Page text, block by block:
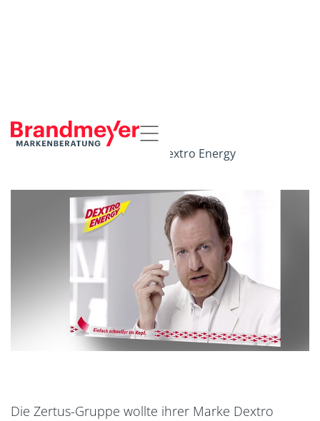
Dextro Energy
Die Zertus-Gruppe wollte ihrer Marke Dextro